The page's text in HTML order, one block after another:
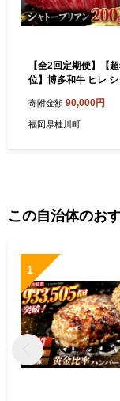
【全2回定期便】【
位】博多和牛 ヒレ
肉 にく ステーキ 高級
記念日 国産牛 ヒレ ヘ
寄附金額 90,000円
福岡県桂川町
この自治体のお
1